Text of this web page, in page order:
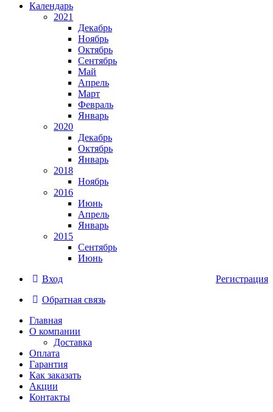
Календарь
2021
Декабрь
Ноябрь
Октябрь
Сентябрь
Май
Апрель
Март
Февраль
Январь
2020
Декабрь
Октябрь
Январь
2018
Ноябрь
2016
Июнь
Апрель
Январь
2015
Сентябрь
Июнь
Регистрация
Вход
Обратная связь
Главная
О компании
Доставка
Оплата
Гарантия
Как заказать
Акции
Контакты